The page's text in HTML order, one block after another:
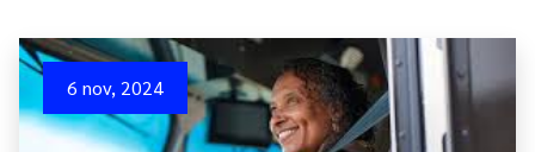
6 nov, 2024